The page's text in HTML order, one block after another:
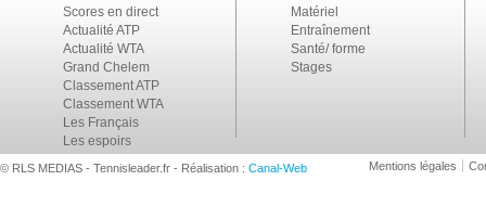
Scores en direct
Actualité ATP
Actualité WTA
Grand Chelem
Classement ATP
Classement WTA
Les Français
Les espoirs
Matériel
Entraînement
Santé/ forme
Stages
© RLS MEDIAS - Tennisleader.fr - Réalisation : Canal-Web Mentions légales